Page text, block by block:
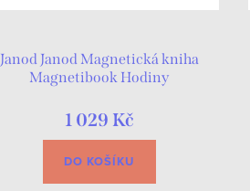
Janod Janod Magnetická kniha
Magnetibook Hodiny
1 029 Kč
DO KOŠÍKU